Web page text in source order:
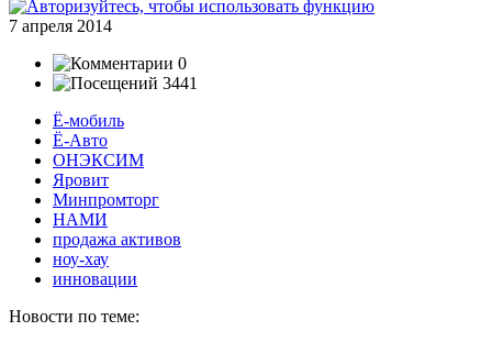
7 апреля 2014
0
3441
Ё-мобиль
Ё-Авто
ОНЭКСИМ
Яровит
Минпромторг
НАМИ
продажа активов
ноу-хау
инновации
Новости по теме: